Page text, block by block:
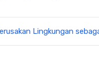
Lingkungan